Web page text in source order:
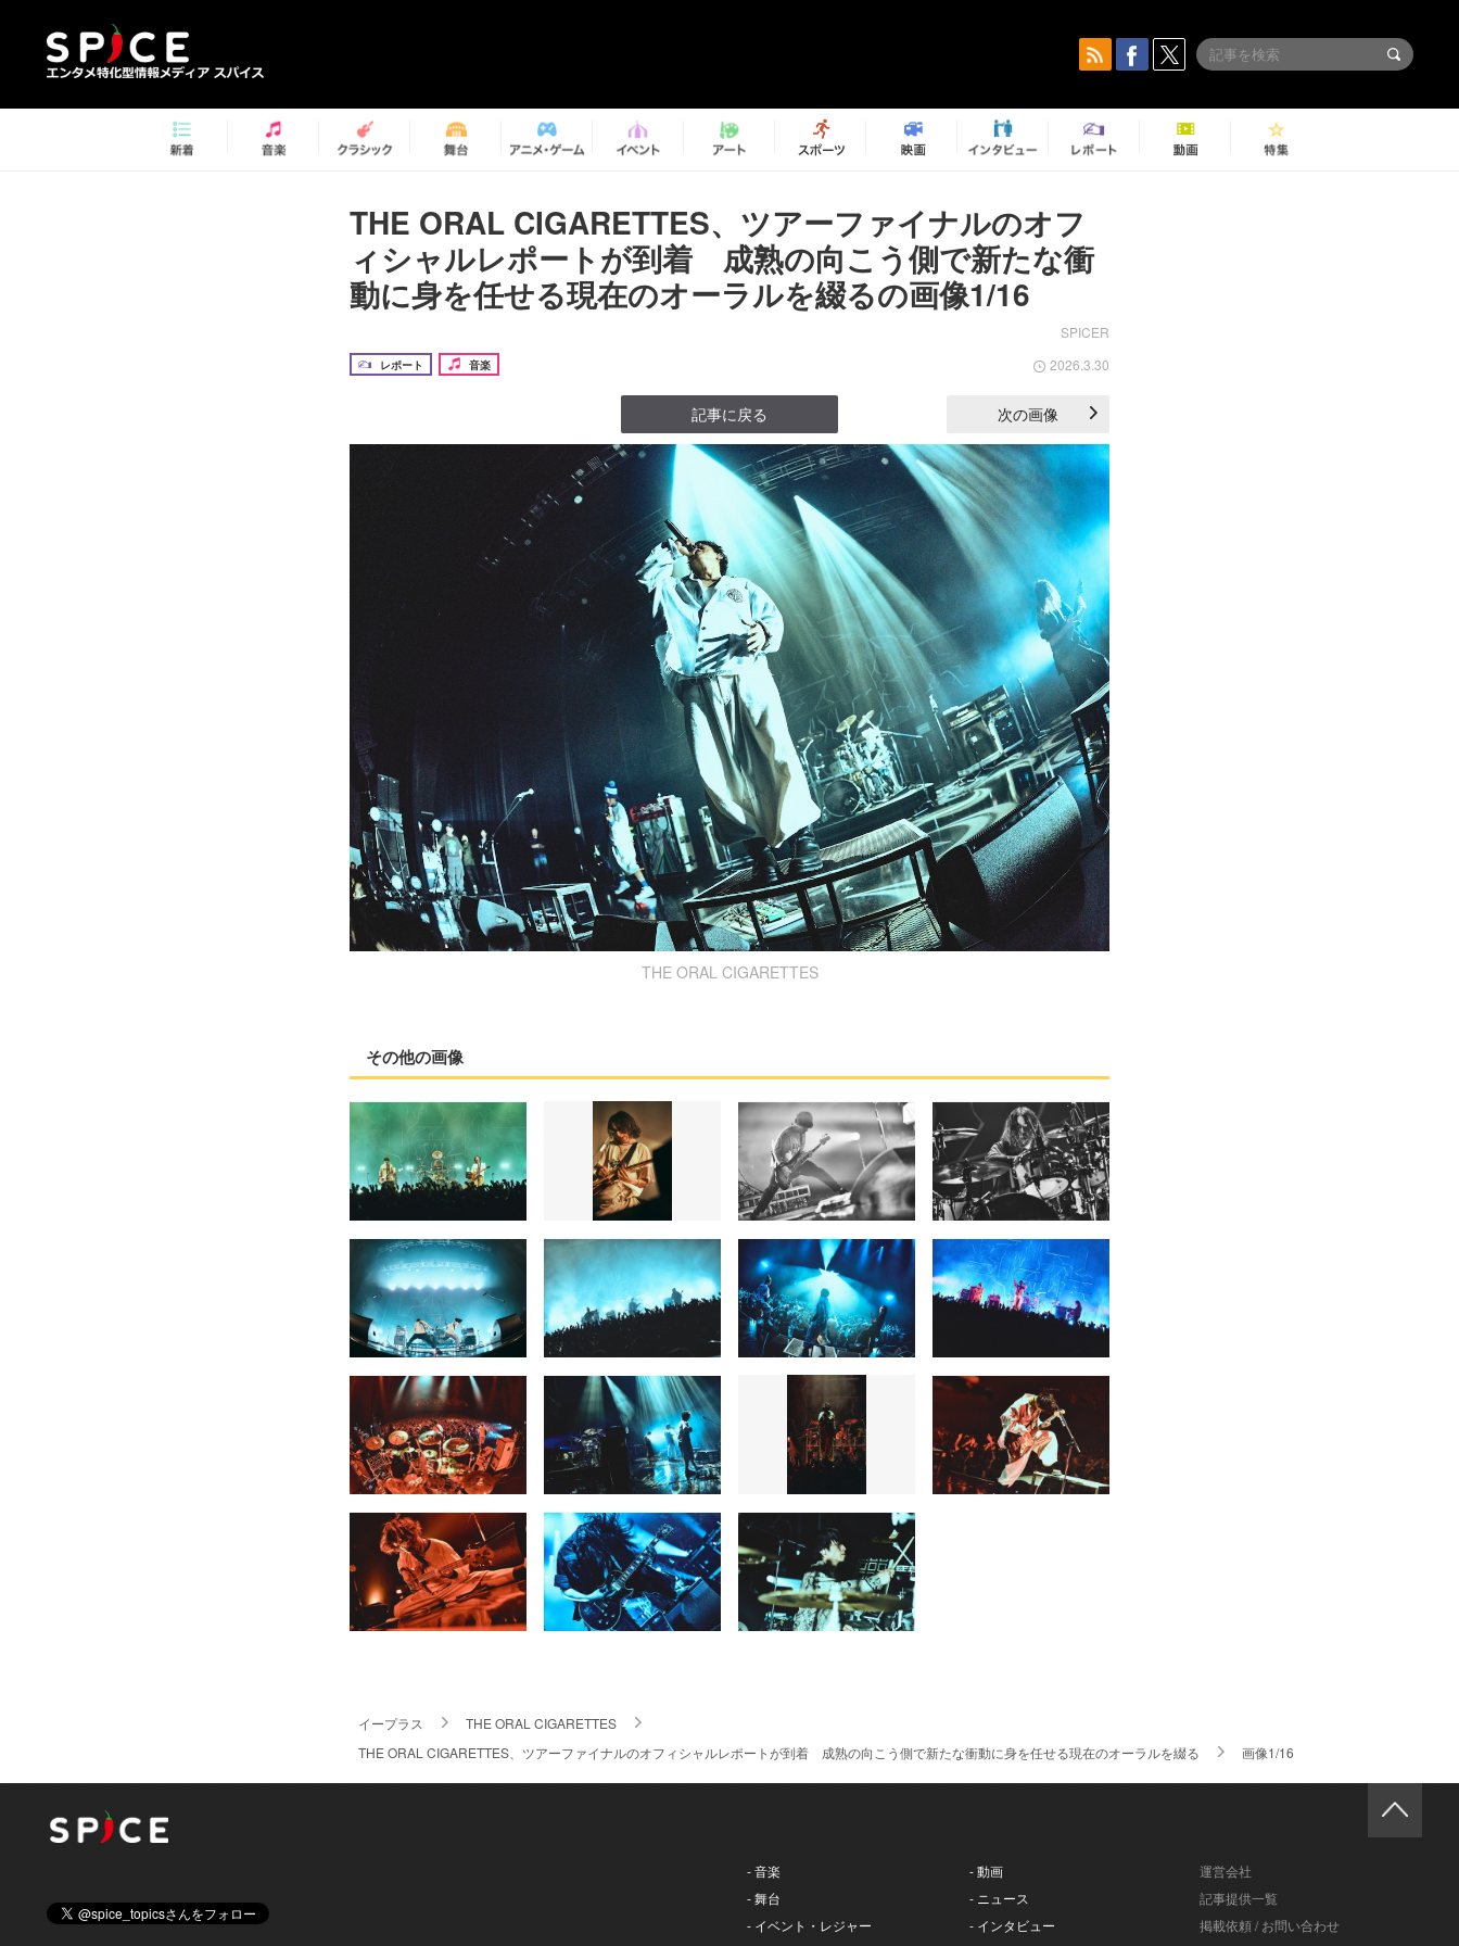
THE ORAL CIGARETTES、ツアーファイナルのオフ
ィシャルレポートが到着 成熟の向こう側で新たな衝
動に身を任せる現在のオーラルを綴るの画像1/16
SPICER
レポート 音楽 2026.3.30
記事に戻る 次の画像
THE ORAL CIGARETTES
その他の画像
イープラス
THE ORAL CIGARETTES
THE ORAL CIGARETTES、ツアーファイナルのオフィシャルレポートが到着 成熟の向こう側で新たな衝動に身を任せる現在のオーラルを綴る
画像1/16
- 音楽
- 舞台
- イベント・レジャー
- 動画
- ニュース
- インタビュー
運営会社
記事提供一覧
掲載依頼 / お問い合わせ